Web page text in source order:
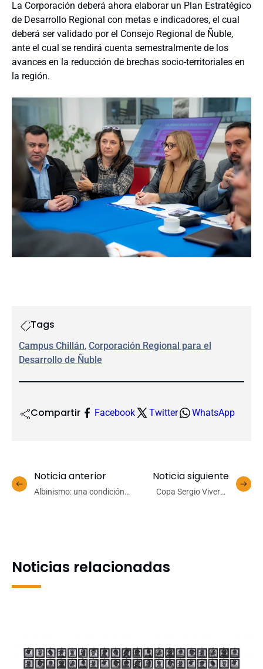
La Corporación deberá ahora elaborar un Plan Estratégico
de Desarrollo Regional con metas e indicadores, el cual
deberá ser validado por el Consejo Regional de Ñuble,
ante el cual se rendirá cuenta semestralmente de los
avances en la reducción de brechas socio-territoriales en
la región.
Tags
Campus Chillán, Corporación Regional para el
Desarrollo de Ñuble
Compartir Facebook Twitter WhatsApp
Noticia anterior
Albinismo: una condición
Noticia siguiente
Copa Sergio Viveros
Noticias relacionadas